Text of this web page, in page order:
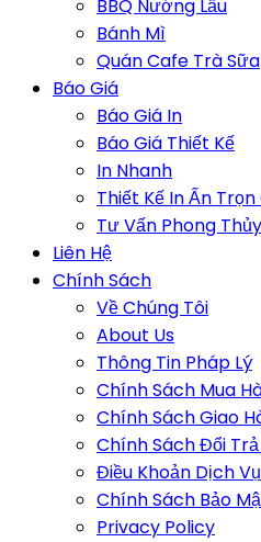
BBQ Nướng Lẩu
Bánh Mì
Quán Cafe Trà Sữa
Báo Giá
Báo Giá In
Báo Giá Thiết Kế
In Nhanh
Thiết Kế In Ấn Trọn
Tư Vấn Phong Thủy
Liên Hệ
Chính Sách
Về Chúng Tôi
About Us
Thông Tin Pháp Lý
Chính Sách Mua
Chính Sách Giao
Chính Sách Đổi
Điều Khoản Dịch Vụ
Chính Sách Bảo
Privacy Policy